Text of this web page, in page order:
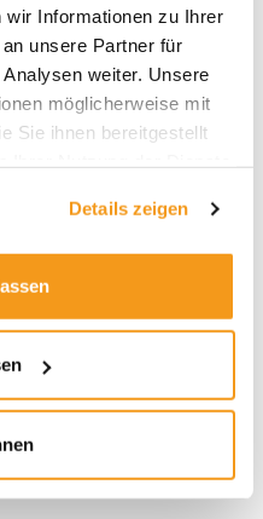
wir Informationen zu Ihrer
unsere Partner für
weiter. Unsere
möglicherweise mit
Sie ihnen bereitgestellt
Details zeigen
zum Durchschnitt der
Aktien USA
Quelle: